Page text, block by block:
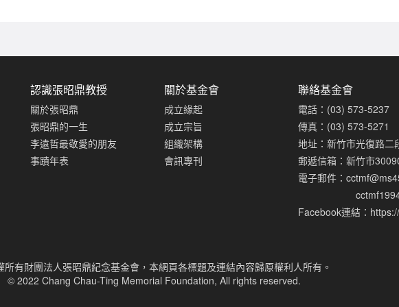
認識張昭鼎教授
關於張昭鼎
張昭鼎的一生
李遠哲最敬愛的朋友
事蹟年表
關於基金會
成立緣起
成立宗旨
組織架構
會訊專刊
聯絡基金會
電話：(03) 573-5237
傳真：(03) 573-5271
地址：新竹市光復路二
郵遞信箱：新竹市
電子郵件：
Facebook連結：
所有財團法人張昭鼎紀念基金會，本網頁各標題及連結內容歸原權利人所有。
© 2022 Chang Chau-Ting Memorial Foundation, All rights reserved.